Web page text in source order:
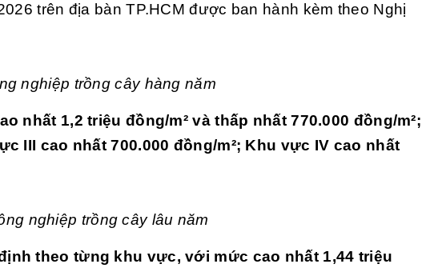
trên địa bàn TP.HCM được ban hành kèm theo Nghị
nghiệp trồng cây hàng năm
nhất 1,2 triệu đồng/m² và thấp nhất 770.000 đồng/m²;
III cao nhất 700.000 đồng/m²; Khu vực IV cao nhất
nghiệp trồng cây lâu năm
theo từng khu vực, với mức cao nhất 1,44 triệu